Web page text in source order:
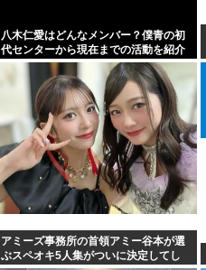
八木仁愛はどんなメンバー？僕青の初
代センターから現在までの活動を紹介
アミーズ事務所の首領アミー谷本が選
ぶスペオキ5人集がついに決定してし